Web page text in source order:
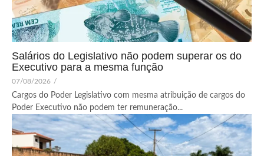
Salários do Legislativo não podem superar os do
Executivo para a mesma função
07/08/2026 /
Cargos do Poder Legislativo com mesma atribuição de cargos do
Poder Executivo não podem ter remuneração...